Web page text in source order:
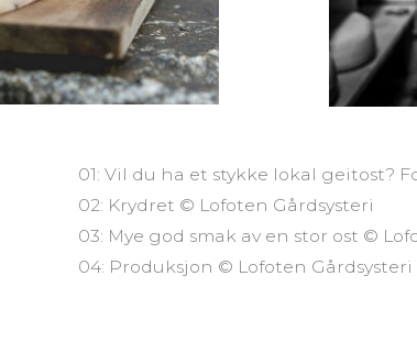
01: Vil du ha et stykke lokal geitost?
02: Krydret © Lofoten Gårdsysteri
03: Mye god smak av en stor ost ©
04: Produksjon © Lofoten Gårdsysteri